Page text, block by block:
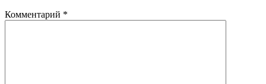
Комментарий *